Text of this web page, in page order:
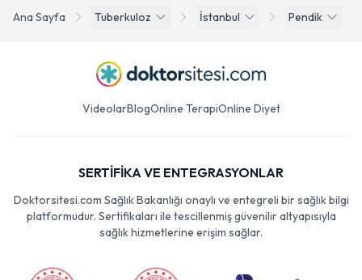
Ana Sayfa Tuberkuloz İstanbul Pendik
VideolarBlogOnline TerapiOnline Diyet
SERTİFİKA VE ENTEGRASYONLAR
Doktorsitesi.com Sağlık Bakanlığı onaylı ve entegreli bir sağlık bilgi
platformudur. Sertifikaları ile tescillenmiş güvenilir altyapısıyla
sağlık hizmetlerine erişim sağlar.